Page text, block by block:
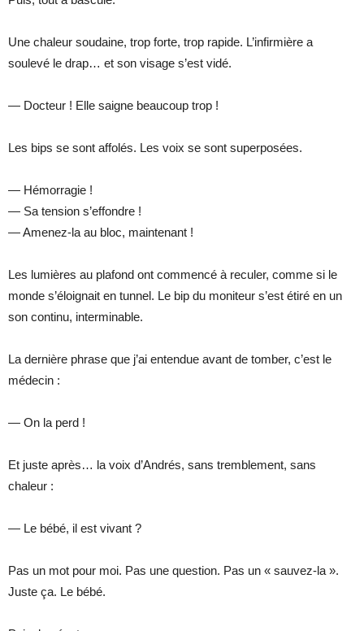
Une chaleur soudaine, trop forte, trop rapide. L’infirmière a
soulevé le drap… et son visage s’est vidé.
— Docteur ! Elle saigne beaucoup trop !
Les bips se sont affolés. Les voix se sont superposées.
— Hémorragie !
— Sa tension s’effondre !
— Amenez-la au bloc, maintenant !
Les lumières au plafond ont commencé à reculer, comme si le
monde s’éloignait en tunnel. Le bip du moniteur s’est étiré en un
son continu, interminable.
La dernière phrase que j’ai entendue avant de tomber, c’est le
médecin :
— On la perd !
Et juste après… la voix d’Andrés, sans tremblement, sans
chaleur :
— Le bébé, il est vivant ?
Pas un mot pour moi. Pas une question. Pas un « sauvez-la ».
Juste ça. Le bébé.